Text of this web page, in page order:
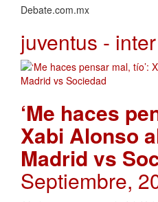
Debate.com.mx
juventus - inter
‘Me haces
Xabi Alonso
Madrid vs
Septiembre,